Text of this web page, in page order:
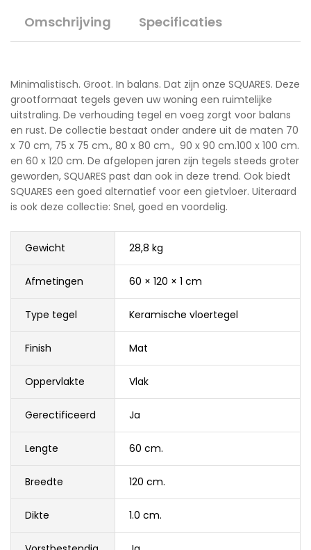
Omschrijving Specificaties
Minimalistisch. Groot. In balans. Dat zijn onze SQUARES. Deze
grootformaat tegels geven uw woning een ruimtelijke
uitstraling. De verhouding tegel en voeg zorgt voor balans
en rust. De collectie bestaat onder andere uit de maten 70
x 70 cm, 75 x 75 cm., 80 x 80 cm., 90 x 90 cm.100 x 100 cm.
en 60 x 120 cm. De afgelopen jaren zijn tegels steeds groter
geworden, SQUARES past dan ook in deze trend. Ook biedt
SQUARES een goed alternatief voor een gietvloer. Uiteraard
is ook deze collectie: Snel, goed en voordelig.
Gewicht 28,8 kg
Afmetingen 60 × 120 × 1 cm
Type tegel Keramische vloertegel
Finish Mat
Oppervlakte Vlak
Gerectificeerd Ja
Lengte 60 cm.
Breedte 120 cm.
Dikte 1.0 cm.